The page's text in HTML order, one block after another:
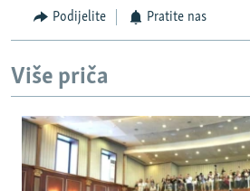
Podijelite Pratite nas
Više priča